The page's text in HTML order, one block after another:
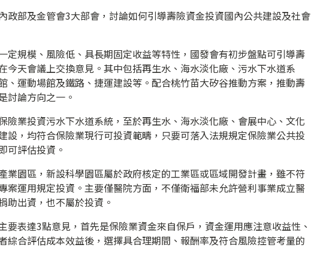
政部及金管會3大部會，討論如何引導壽險資金投資國內公共建設及社會
定規模、風險低、具長期固定收益等特性，國發會有初步盤點可引導壽
今天會議上交換意見。其中包括再生水、海水淡化廠、污水下水道系
、運動場館及鐵路、捷運建設等。配合桃竹苗大矽谷推動方案，推動壽
討論方向之一。
險業投資污水下水道系統，至於再生水、海水淡化廠、會展中心、文化
設，均符合保險業現行可投資範疇，只要可落入法規規定保險業公共投
可評估投資。
業園區，新設科學園區屬於政府核定的工業區或區域開發計畫，雖不符
案運用規定投資。主要僅醫院方面，不僅衛福部未允許營利事業成立醫
助出資，也不屬於投資。
要表達3點意見，首先是保險業資金來自保戶，資金運用應注意收益性、
綜合評估成本效益後，選擇具合理期間、報酬率及符合風險控管考量的